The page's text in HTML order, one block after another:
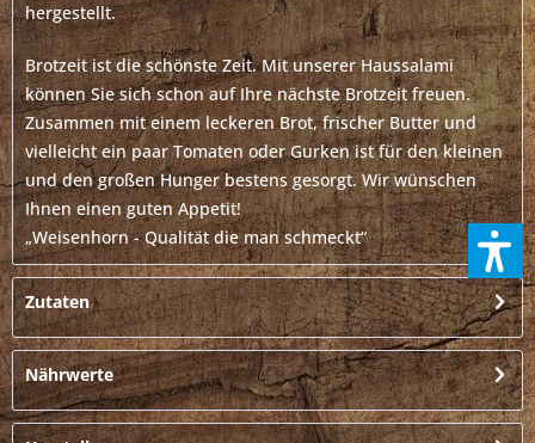
hergestellt.
Brotzeit ist die schönste Zeit. Mit unserer Haussalami
können Sie sich schon auf Ihre nächste Brotzeit freuen.
Zusammen mit einem leckeren Brot, frischer Butter und
vielleicht ein paar Tomaten oder Gurken ist für den kleinen
und den großen Hunger bestens gesorgt. Wir wünschen
Ihnen einen guten Appetit!
„Weisenhorn - Qualität die man schmeckt“
Zutaten
Nährwerte